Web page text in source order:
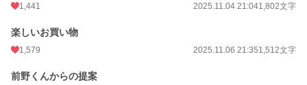
1,441 2025.11.04 21:041,802文字
楽しいお買い物
1,579 2025.11.06 21:351,512文字
前野くんからの提案